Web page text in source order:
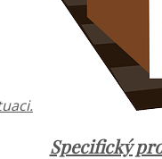
Specifický